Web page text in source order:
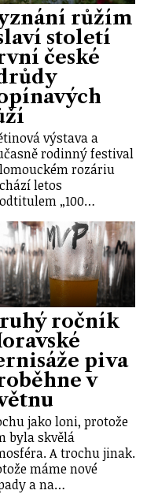
růžím
století
české
výstava a
rodinný festival
rozáriu
letos
„100…
ročník
piva
v
jako loni, protože
byla skvělá
A trochu jinak.
máme nové
a na…